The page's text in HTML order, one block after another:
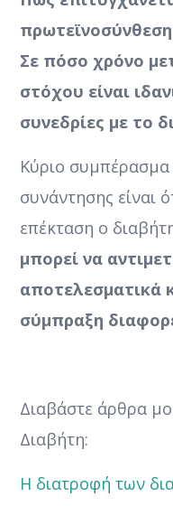
Σε πόσο χρόνο
στόχου είναι
συνεδρίες με το
Κύριο συμπέρασμα
συνάντησης είναι
επέκταση ο
μπορεί να
αποτελεσματικά
σύμπραξη
Διαβάστε άρθρα
Διαβήτη:
Η διατροφή των